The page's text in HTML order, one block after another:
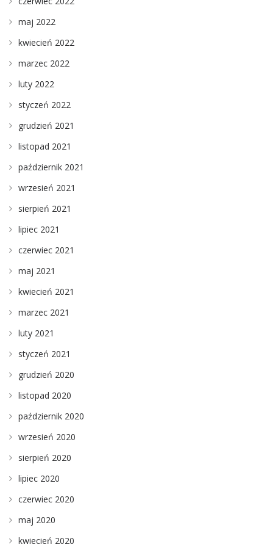
maj 2022
kwiecień 2022
marzec 2022
luty 2022
styczeń 2022
grudzień 2021
listopad 2021
październik 2021
wrzesień 2021
sierpień 2021
lipiec 2021
czerwiec 2021
maj 2021
kwiecień 2021
marzec 2021
luty 2021
styczeń 2021
grudzień 2020
listopad 2020
październik 2020
wrzesień 2020
sierpień 2020
lipiec 2020
czerwiec 2020
maj 2020
kwiecień 2020